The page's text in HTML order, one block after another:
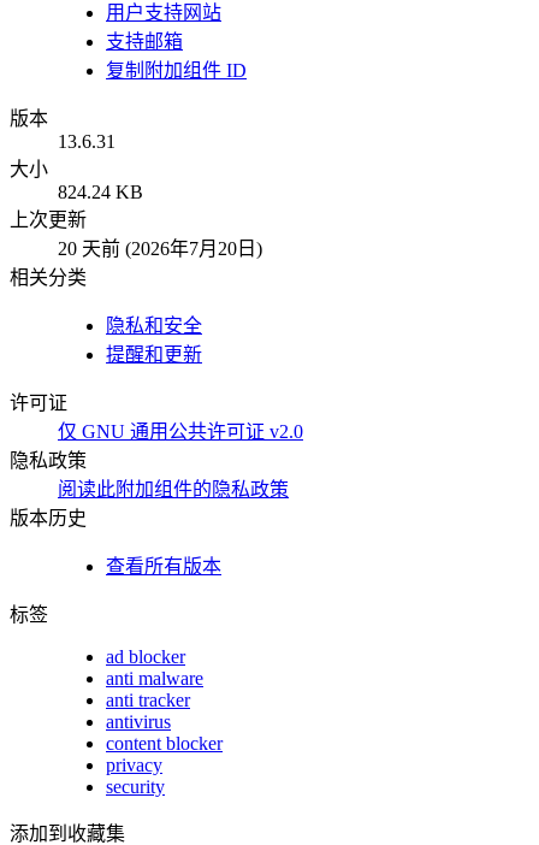
用户支持网站
支持邮箱
复制附加组件 ID
版本
13.6.31
大小
824.24 KB
上次更新
20 天前 (2026年7月20日)
相关分类
隐私和安全
提醒和更新
许可证
仅 GNU 通用公共许可证 v2.0
隐私政策
阅读此附加组件的隐私政策
版本历史
查看所有版本
标签
ad blocker
anti malware
anti tracker
antivirus
content blocker
privacy
security
添加到收藏集